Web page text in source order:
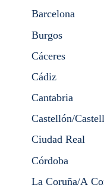
Barcelona
Burgos
Cáceres
Cádiz
Cantabria
Castellón/
Ciudad Real
Córdoba
La Coruña/A